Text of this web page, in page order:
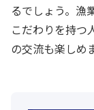
るでしょう。漁
こだわりを持つ
の交流も楽しめ